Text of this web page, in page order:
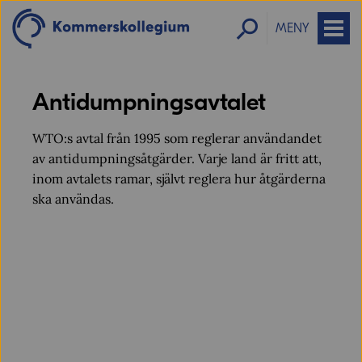
MENY
Antidumpningsavtalet
WTO:s avtal från 1995 som reglerar användandet
av antidumpningsåtgärder. Varje land är fritt att,
inom avtalets ramar, självt reglera hur åtgärderna
ska användas.